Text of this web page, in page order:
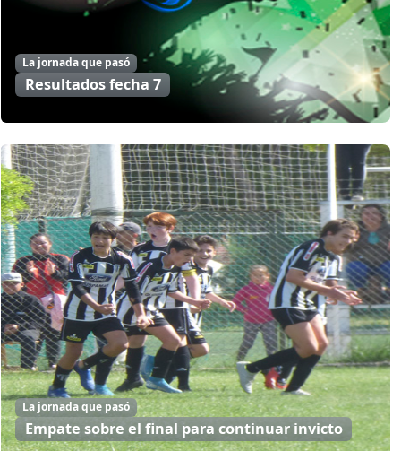
La jornada que pasó
Resultados fecha 7
La jornada que pasó
Empate sobre el final para continuar invicto